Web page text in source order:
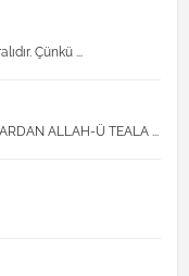
Çünkü ...
ALLAH-Ü TEALA ...